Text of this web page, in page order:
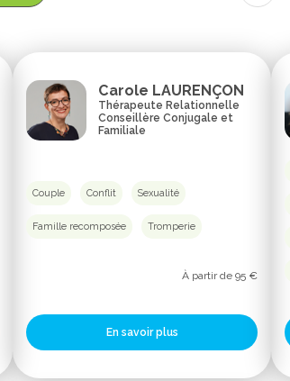
Carole LAURENÇON
Thérapeute Relationnelle
Conseillère Conjugale et
Familiale
Couple Conflit Sexualité
Famille recomposée Tromperie
À partir de 95 €
En savoir plus